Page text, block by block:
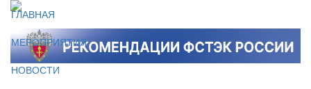
ГЛАВНАЯ
МЕРОПРИЯТИЯ
НОВОСТИ